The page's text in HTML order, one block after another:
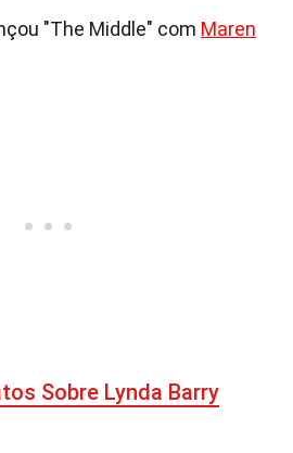
"The Middle" com Maren
Sobre Lynda Barry